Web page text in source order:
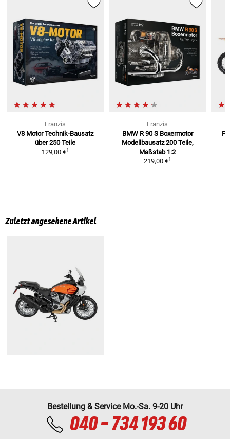
Franzis
V8 Motor Technik-Bausatz
über 250 Teile
129,00 €1
Franzis
BMW R 90 S Boxermotor
Modellbausatz 200 Teile,
Maßstab 1:2
219,00 €1
Zuletzt angesehene Artikel
Bestellung & Service Mo.-Sa. 9-20 Uhr
040 - 734 193 60